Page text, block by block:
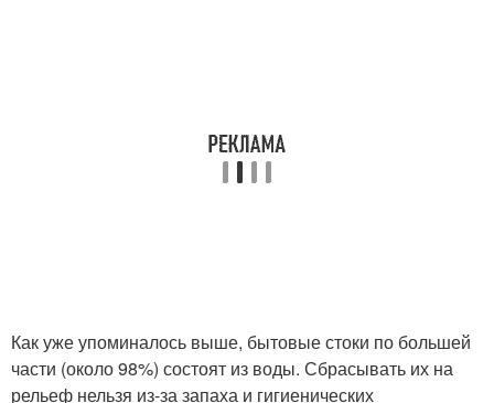
Как уже упоминалось выше, бытовые стоки по большей
части (около 98%) состоят из воды. Сбрасывать их на
рельеф нельзя из-за запаха и гигиенических